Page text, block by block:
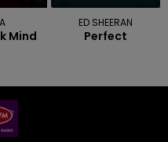
Mind
ED SHEERAN
Perfect